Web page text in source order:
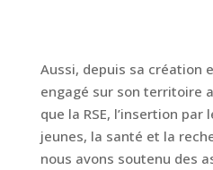
Aussi, depuis sa création
engagé sur son territoire
que la RSE, l’insertion
jeunes, la santé et la
nous avons soutenu des